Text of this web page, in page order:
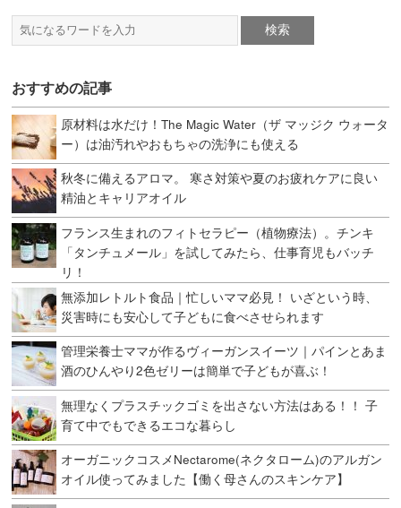
おすすめの記事
原材料は水だけ！The Magic Water（ザ マッジク ウォータ
ー）は油汚れやおもちゃの洗浄にも使える
秋冬に備えるアロマ。 寒さ対策や夏のお疲れケアに良い
精油とキャリアオイル
フランス生まれのフィトセラピー（植物療法）。チンキ
「タンチュメール」を試してみたら、仕事育児もバッチ
リ！
無添加レトルト食品｜忙しいママ必見！ いざという時、
災害時にも安心して子どもに食べさせられます
管理栄養士ママが作るヴィーガンスイーツ｜パインとあま
酒のひんやり2色ゼリーは簡単で子どもが喜ぶ！
無理なくプラスチックゴミを出さない方法はある！！ 子
育て中でもできるエコな暮らし
オーガニックコスメNectarome(ネクタローム)のアルガン
オイル使ってみました【働く母さんのスキンケア】